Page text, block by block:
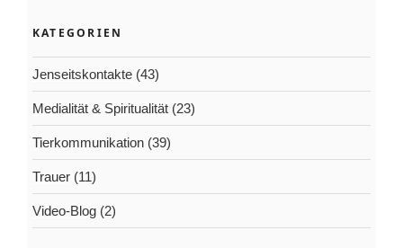
KATEGORIEN
Jenseitskontakte (43)
Medialität & Spiritualität (23)
Tierkommunikation (39)
Trauer (11)
Video-Blog (2)